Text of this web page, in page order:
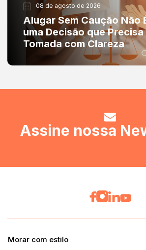
08 de agosto de 2026
Alugar Sem Caução Não
uma Decisão que Precisa
Tomada com Clareza
Assine nossa
Morar com estilo